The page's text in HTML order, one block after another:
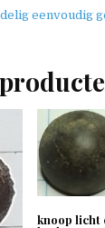
eenvoudig
knoop licht